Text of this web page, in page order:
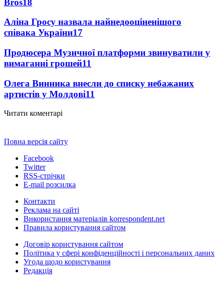
Аліна Гросу назвала найнедооціненішого
співака України17
Продюсера Музичної платформи звинуватили у
вимаганні грошей11
Олега Винника внесли до списку небажаних
артистів у Молдові11
Читати коментарі
Повна версія сайту
Facebook
Twitter
RSS-стрічки
E-mail розсилка
Контакти
Реклама на сайті
Використання матеріалів korrespondent.net
Правила користування сайтом
Договір користування сайтом
Політика у сфері конфіденційності і персональних даних
Угода щодо користування
Редакція